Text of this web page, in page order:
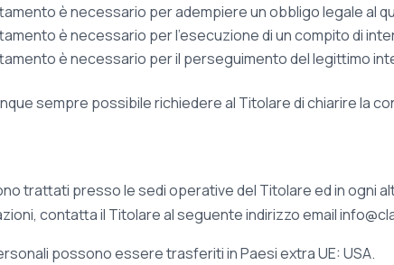
è necessario per adempiere un obbligo legale al
è necessario per l’esecuzione di un compito di
è necessario per il perseguimento del legittimo
sempre possibile richiedere al Titolare di chiarire la
trattati presso le sedi operative del Titolare ed in ogni
contatta il Titolare al seguente indirizzo email
possono essere trasferiti in Paesi extra UE: USA.